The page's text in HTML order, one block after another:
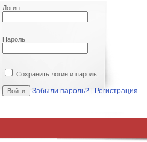
Логин
Пароль
Сохранить логин и пароль
Забыли пароль? | Регистрация